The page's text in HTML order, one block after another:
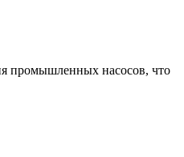
промышленных насосов, что